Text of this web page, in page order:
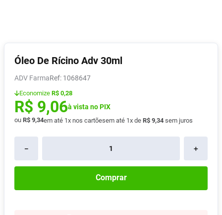
Óleo De Rícino Adv 30ml
ADV Farma : 1068647
Economize R$ 0,28
R$ 9,06à vista no PIX
ou R$ 9,34em até 1x nos cartõesem até 1x de R$ 9,34 sem juros
＋
－
Comprar
5º Fralda G
6º Desodorante
7º Shampoo
8º Pampers Confort Sec
9 Vitamina D
10º Soro Fisiológico